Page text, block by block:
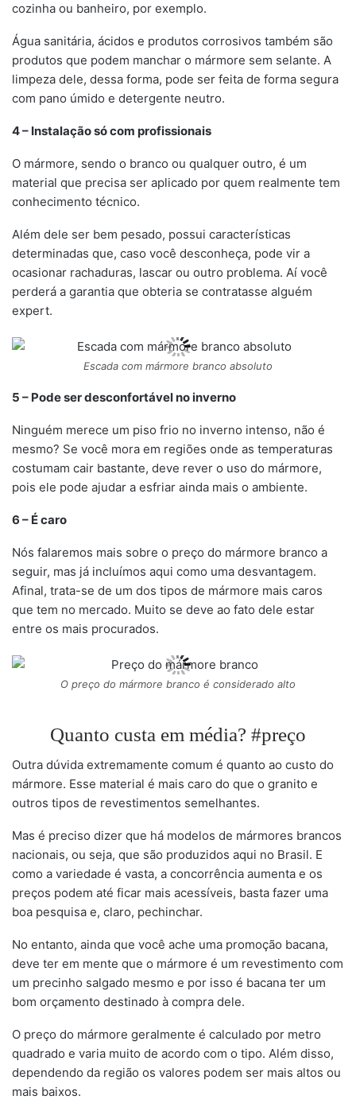
cozinha ou banheiro, por exemplo.
Água sanitária, ácidos e produtos corrosivos também são
produtos que podem manchar o mármore sem selante. A
limpeza dele, dessa forma, pode ser feita de forma segura
com pano úmido e detergente neutro.
4 – Instalação só com profissionais
O mármore, sendo o branco ou qualquer outro, é um
material que precisa ser aplicado por quem realmente tem
conhecimento técnico.
Além dele ser bem pesado, possui características
determinadas que, caso você desconheça, pode vir a
ocasionar rachaduras, lascar ou outro problema. Aí você
perderá a garantia que obteria se contratasse alguém
expert.
Escada com mármore branco absoluto
5 – Pode ser desconfortável no inverno
Ninguém merece um piso frio no inverno intenso, não é
mesmo? Se você mora em regiões onde as temperaturas
costumam cair bastante, deve rever o uso do mármore,
pois ele pode ajudar a esfriar ainda mais o ambiente.
6 – É caro
Nós falaremos mais sobre o preço do mármore branco a
seguir, mas já incluímos aqui como uma desvantagem.
Afinal, trata-se de um dos tipos de mármore mais caros
que tem no mercado. Muito se deve ao fato dele estar
entre os mais procurados.
O preço do mármore branco é considerado alto
Quanto custa em média? #preço
Outra dúvida extremamente comum é quanto ao custo do
mármore. Esse material é mais caro do que o granito e
outros tipos de revestimentos semelhantes.
Mas é preciso dizer que há modelos de mármores brancos
nacionais, ou seja, que são produzidos aqui no Brasil. E
como a variedade é vasta, a concorrência aumenta e os
preços podem até ficar mais acessíveis, basta fazer uma
boa pesquisa e, claro, pechinchar.
No entanto, ainda que você ache uma promoção bacana,
deve ter em mente que o mármore é um revestimento com
um precinho salgado mesmo e por isso é bacana ter um
bom orçamento destinado à compra dele.
O preço do mármore geralmente é calculado por metro
quadrado e varia muito de acordo com o tipo. Além disso,
dependendo da região os valores podem ser mais altos ou
mais baixos.